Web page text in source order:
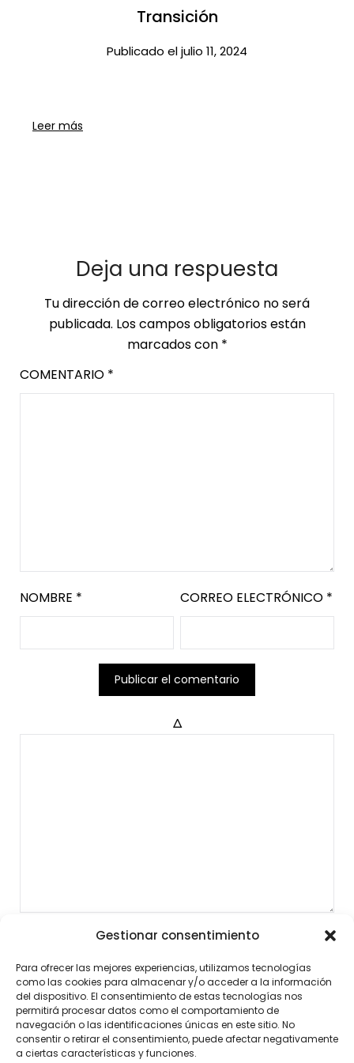
Transición​
Publicado el julio 11, 2024
Leer más
Deja una respuesta
Tu dirección de correo electrónico no será
publicada. Los campos obligatorios están
marcados con *
COMENTARIO *
NOMBRE * CORREO ELECTRÓNICO *
Δ
Gestionar consentimiento
Para ofrecer las mejores experiencias, utilizamos tecnologías
como las cookies para almacenar y/o acceder a la información
del dispositivo. El consentimiento de estas tecnologías nos
permitirá procesar datos como el comportamiento de
navegación o las identificaciones únicas en este sitio. No
consentir o retirar el consentimiento, puede afectar negativamente
a ciertas características y funciones.